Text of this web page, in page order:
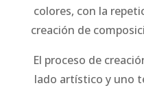
colores, con la
creación de
El proceso de
lado artístico y uno